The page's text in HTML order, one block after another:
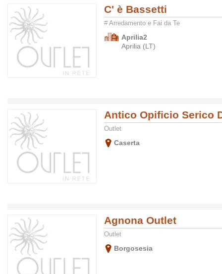
C' è Bassetti
# Arredamento e Fai da Te
Aprilia2
Aprilia (LT)
Antico Opificio Serico
Outlet
Caserta
Agnona Outlet
Outlet
Borgosesia